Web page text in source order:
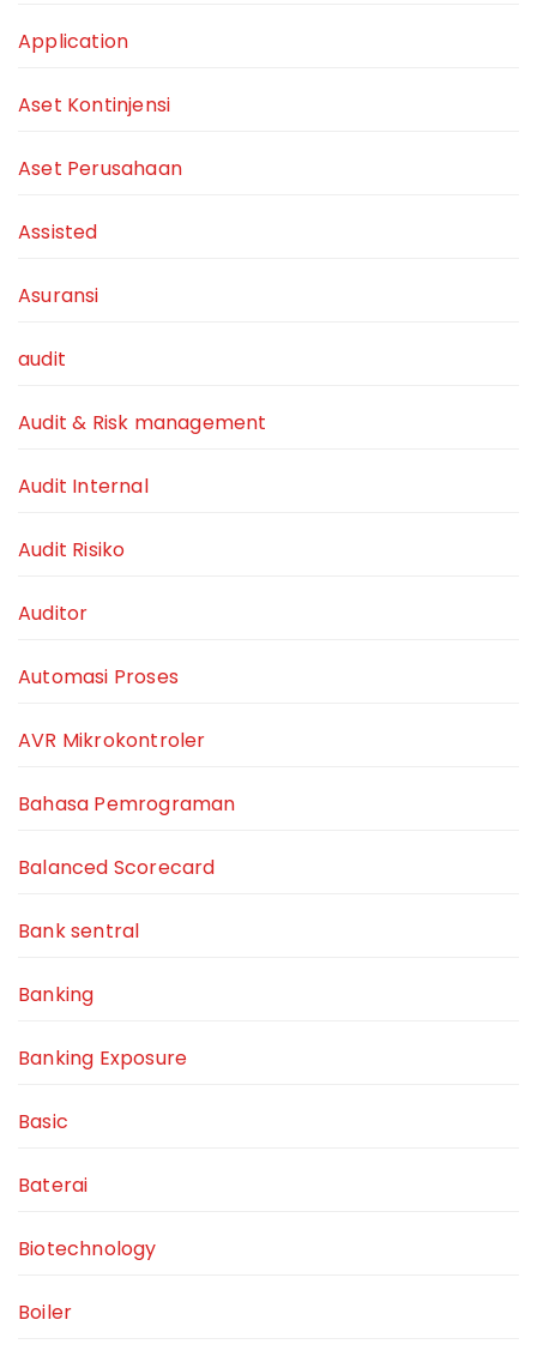
Application
Aset Kontinjensi
Aset Perusahaan
Assisted
Asuransi
audit
Audit & Risk management
Audit Internal
Audit Risiko
Auditor
Automasi Proses
AVR Mikrokontroler
Bahasa Pemrograman
Balanced Scorecard
Bank sentral
Banking
Banking Exposure
Basic
Baterai
Biotechnology
Boiler